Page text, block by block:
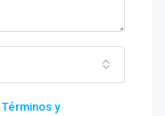
Términos y